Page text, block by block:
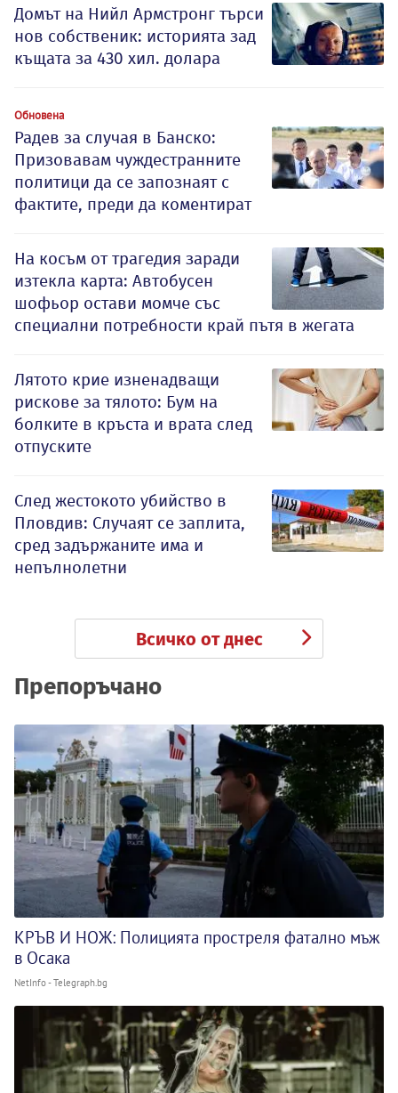
Домът на Нийл Армстронг търси
нов собственик: историята зад
къщата за 430 хил. долара
Обновена
Радев за случая в Банско:
Призовавам чуждестранните
политици да се запознаят с
фактите, преди да коментират
На косъм от трагедия заради
изтекла карта: Автобусен
шофьор остави момче със
специални потребности край пътя в жегата
Лятото крие изненадващи
рискове за тялото: Бум на
болките в кръста и врата след
отпуските
След жестокото убийство в
Пловдив: Случаят се заплита,
сред задържаните има и
непълнолетни
Всичко от днес
Препоръчано
КРЪВ И НОЖ: Полицията простреля фатално мъж
в Осака
NetInfo - Telegraph.bg